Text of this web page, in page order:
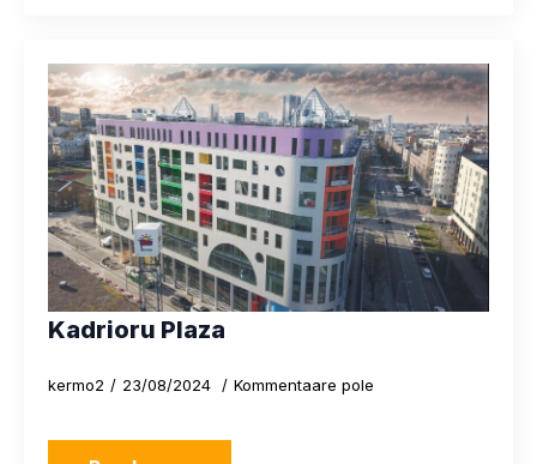
Kadrioru Plaza
kermo2 23/08/2024 Kommentaare pole